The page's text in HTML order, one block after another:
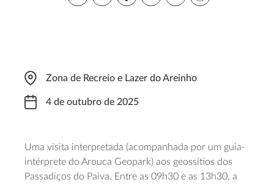
Zona de Recreio e Lazer do Areinho
4 de outubro de 2025
Uma visita interpretada (acompanhada por um guia-
intérprete do Arouca Geopark) aos geossítios dos
Passadiços do Paiva. Entre as 09h30 e as 13h30, a